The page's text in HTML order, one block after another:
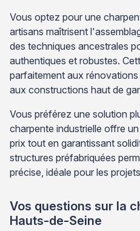
Vous optez pour une
artisans maîtrisent
des techniques ancestrales
authentiques et robustes.
parfaitement aux
aux constructions haut de
Vous préférez une solution
charpente industrielle offre
prix tout en garantissant
structures préfabriquées
précise, idéale pour les
Vos questions sur la
Hauts-de-Seine